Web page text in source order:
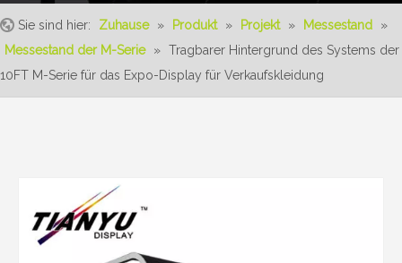
Produkt
Bedienung
Kontaktiere uns
Sie sind hier: Zuhause » Produkt » Projekt » Messestand
»
Messestand der M-Serie
» Tragbarer Hintergrund des Systems der
10FT M-Serie für das Expo-Display für Verkaufskleidung